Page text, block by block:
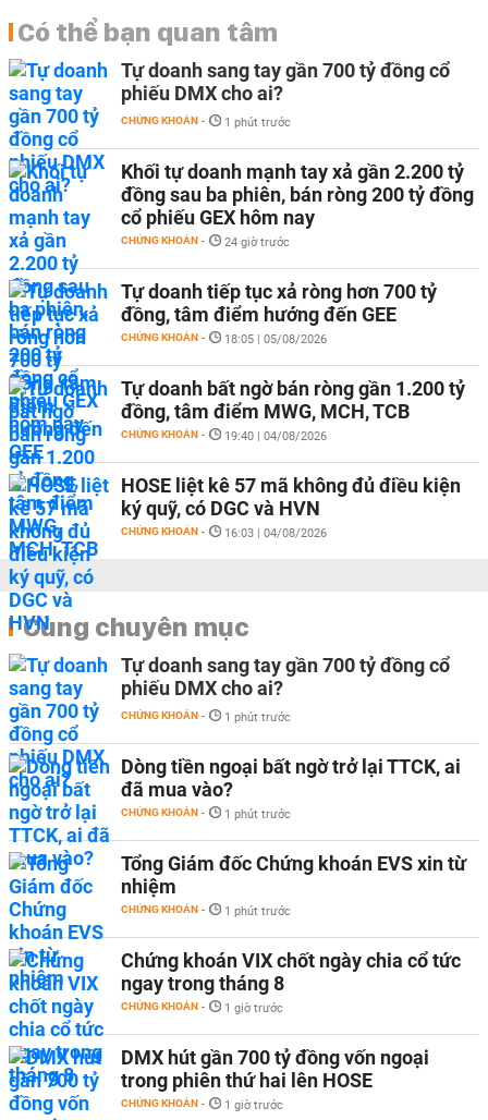
Có thể bạn quan tâm
Tự doanh sang tay gần 700 tỷ đồng cổ
phiếu DMX cho ai?
CHỨNG KHOÁN - 1 phút trước
Khối tự doanh mạnh tay xả gần 2.200 tỷ
đồng sau ba phiên, bán ròng 200 tỷ đồng
cổ phiếu GEX hôm nay
CHỨNG KHOÁN - 24 giờ trước
Tự doanh tiếp tục xả ròng hơn 700 tỷ
đồng, tâm điểm hướng đến GEE
CHỨNG KHOÁN - 18:05 | 05/08/2026
Tự doanh bất ngờ bán ròng gần 1.200 tỷ
đồng, tâm điểm MWG, MCH, TCB
CHỨNG KHOÁN - 19:40 | 04/08/2026
HOSE liệt kê 57 mã không đủ điều kiện
ký quỹ, có DGC và HVN
CHỨNG KHOÁN - 16:03 | 04/08/2026
Cùng chuyên mục
Tự doanh sang tay gần 700 tỷ đồng cổ
phiếu DMX cho ai?
CHỨNG KHOÁN - 1 phút trước
Dòng tiền ngoại bất ngờ trở lại TTCK, ai
đã mua vào?
CHỨNG KHOÁN - 1 phút trước
Tổng Giám đốc Chứng khoán EVS xin từ
nhiệm
CHỨNG KHOÁN - 1 phút trước
Chứng khoán VIX chốt ngày chia cổ tức
ngay trong tháng 8
CHỨNG KHOÁN - 1 giờ trước
DMX hút gần 700 tỷ đồng vốn ngoại
trong phiên thứ hai lên HOSE
CHỨNG KHOÁN - 1 giờ trước